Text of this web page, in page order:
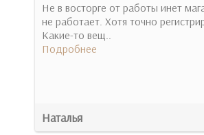
Не в восторге от работы инет
не работает. Хотя точно
Какие-то вещ..
Подробнее
Наталья